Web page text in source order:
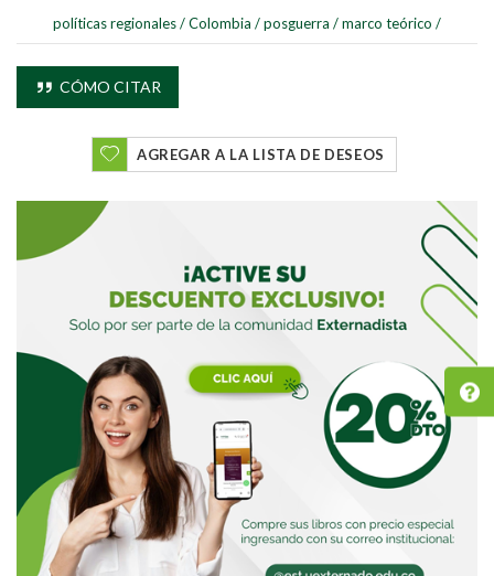
políticas regionales/Colombia /posguerra /marco teórico /
CÓMO CITAR
AGREGAR A LA LISTA DE DESEOS